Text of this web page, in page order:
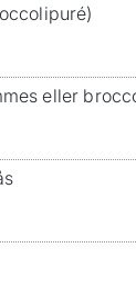
eller